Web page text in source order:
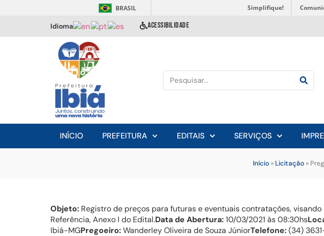
BRASIL Simplifique!
Idioma ACESSIBILIDADE
INÍCIO PREFEITURA EDITAIS SERVIÇOS
Início » Licitação »
Objeto: Registro de preços para futuras e eventuais contratações,
Referência, Anexo I do Edital.Data de Abertura:10/03/2021 às 08:30hs
Ibiá-MGPregoeiro:Wanderley Oliveira de Souza JúniorTelefone:(34)